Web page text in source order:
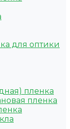
для оптики
пленка
пленка